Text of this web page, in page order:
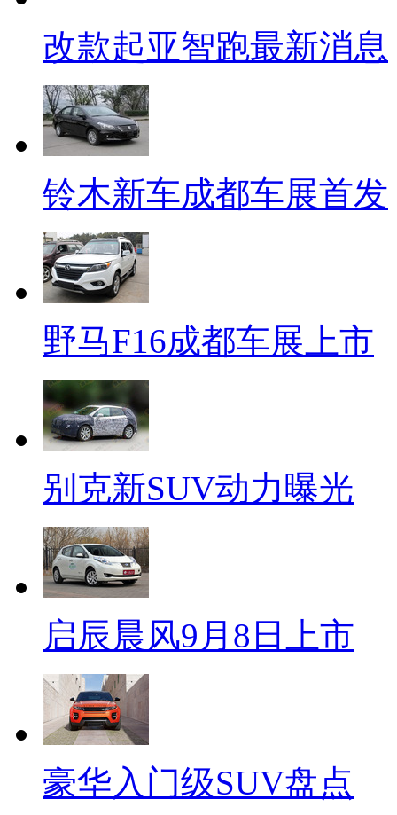
改款起亚智跑最新消息
铃木新车成都车展首发
野马F16成都车展上市
别克新SUV动力曝光
启辰晨风9月8日上市
豪华入门级SUV盘点